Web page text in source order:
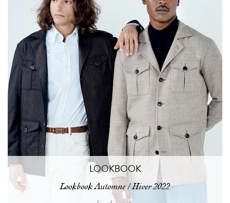
LOOKBOOK
Lookbook Automne / Hiver 2022